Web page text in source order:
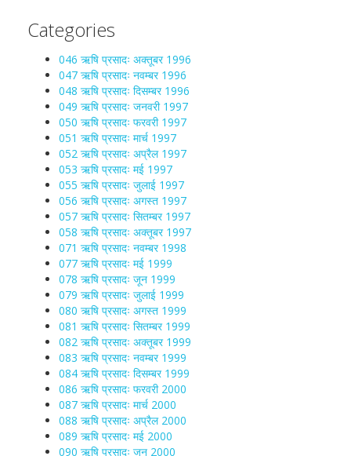
Categories
046 ऋषि प्रसादः अक्तूबर 1996
047 ऋषि प्रसादः नवम्बर 1996
048 ऋषि प्रसादः दिसम्बर 1996
049 ऋषि प्रसादः जनवरी 1997
050 ऋषि प्रसादः फरवरी 1997
051 ऋषि प्रसादः मार्च 1997
052 ऋषि प्रसादः अप्रैल 1997
053 ऋषि प्रसादः मई 1997
055 ऋषि प्रसादः जुलाई 1997
056 ऋषि प्रसादः अगस्त 1997
057 ऋषि प्रसादः सितम्बर 1997
058 ऋषि प्रसादः अक्तूबर 1997
071 ऋषि प्रसादः नवम्बर 1998
077 ऋषि प्रसादः मई 1999
078 ऋषि प्रसादः जून 1999
079 ऋषि प्रसादः जुलाई 1999
080 ऋषि प्रसादः अगस्त 1999
081 ऋषि प्रसादः सितम्बर 1999
082 ऋषि प्रसादः अक्तूबर 1999
083 ऋषि प्रसादः नवम्बर 1999
084 ऋषि प्रसादः दिसम्बर 1999
086 ऋषि प्रसादः फरवरी 2000
087 ऋषि प्रसादः मार्च 2000
088 ऋषि प्रसादः अप्रैल 2000
089 ऋषि प्रसादः मई 2000
090 ऋषि प्रसादः जून 2000